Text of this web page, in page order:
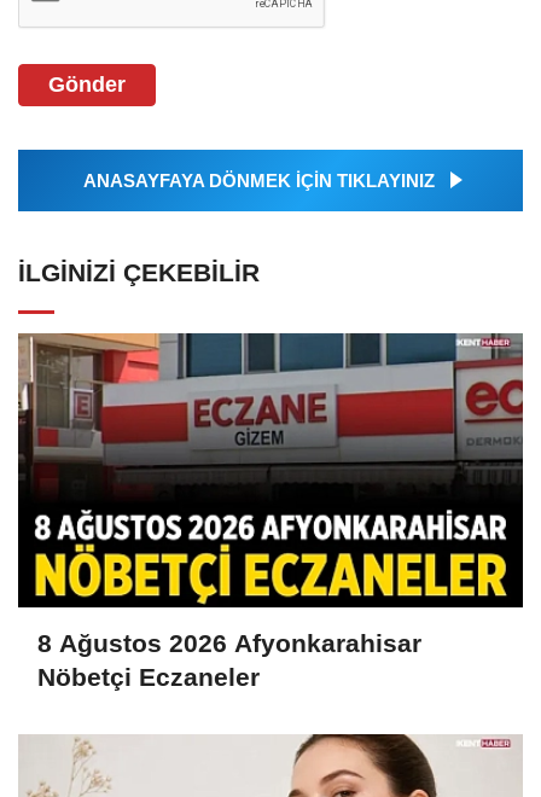
Gönder
ANASAYFAYA DÖNMEK İÇİN TIKLAYINIZ
İLGINIZI ÇEKEBILIR
8 Ağustos 2026 Afyonkarahisar
Nöbetçi Eczaneler